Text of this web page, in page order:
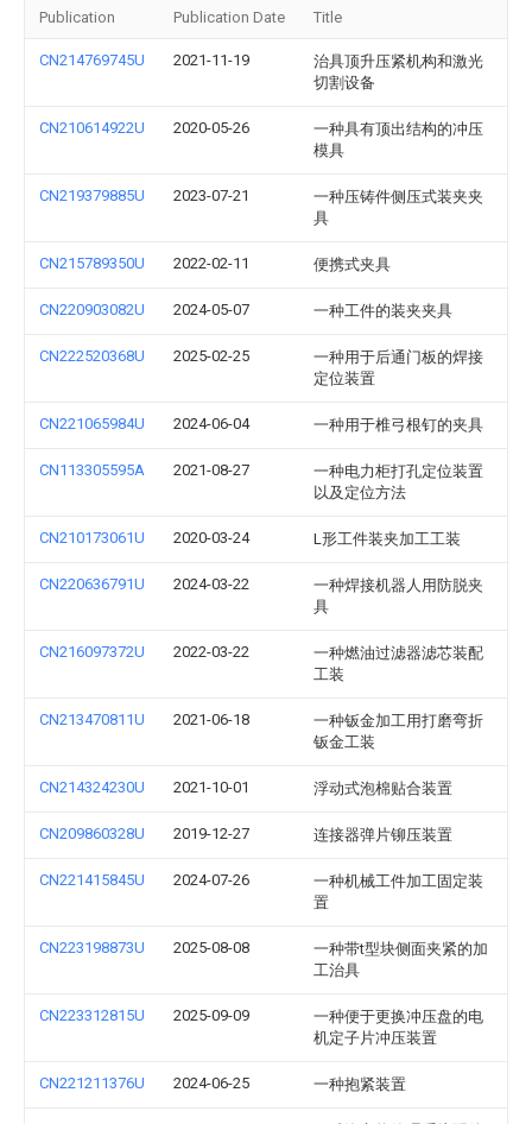
Publication Publication Date Title
CN214769745U 2021-11-19
治具顶升压紧机构和激光
切割设备
CN210614922U 2020-05-26
一种具有顶出结构的冲压
模具
CN219379885U 2023-07-21
一种压铸件侧压式装夹夹
具
CN215789350U 2022-02-11 便携式夹具
CN220903082U 2024-05-07 一种工件的装夹夹具
CN222520368U 2025-02-25
一种用于后通门板的焊接
定位装置
CN221065984U 2024-06-04 一种用于椎弓根钉的夹具
CN113305595A 2021-08-27
一种电力柜打孔定位装置
以及定位方法
CN210173061U 2020-03-24 L形工件装夹加工工装
CN220636791U 2024-03-22
一种焊接机器人用防脱夹
具
CN216097372U 2022-03-22
一种燃油过滤器滤芯装配
工装
CN213470811U 2021-06-18
一种钣金加工用打磨弯折
钣金工装
CN214324230U 2021-10-01 浮动式泡棉贴合装置
CN209860328U 2019-12-27 连接器弹片铆压装置
CN221415845U 2024-07-26
一种机械工件加工固定装
置
CN223198873U 2025-08-08
一种带t型块侧面夹紧的加
工治具
CN223312815U 2025-09-09
一种便于更换冲压盘的电
机定子片冲压装置
CN221211376U 2024-06-25 一种抱紧装置